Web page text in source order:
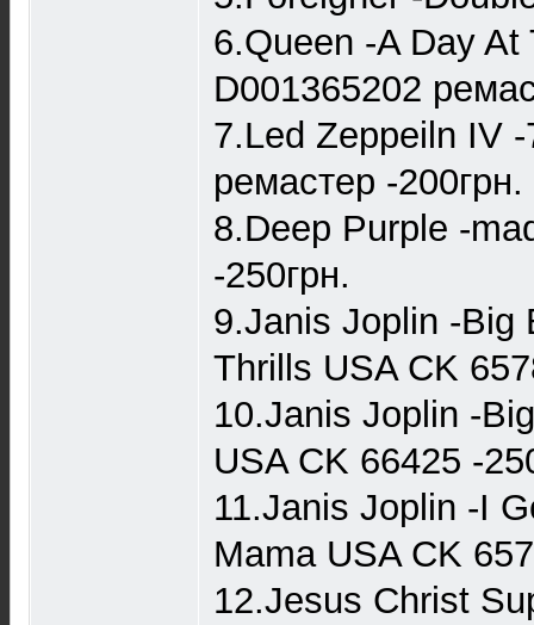
6.Queen -A Day
D001365202
7.Led Zeppeiln IV
ремастер -200грн.
8.Deep Purple -
-250грн.
9.Janis Joplin -Big
Thrills USA CK
10.Janis Joplin -
USA CK 66425 -
11.Janis Joplin -I
Mama USA CK
12.Jesus Christ